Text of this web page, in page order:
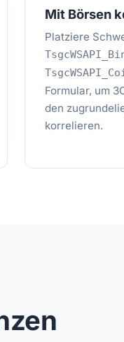
Mit Börsen
Platziere
Formular, um
den
korrelieren.